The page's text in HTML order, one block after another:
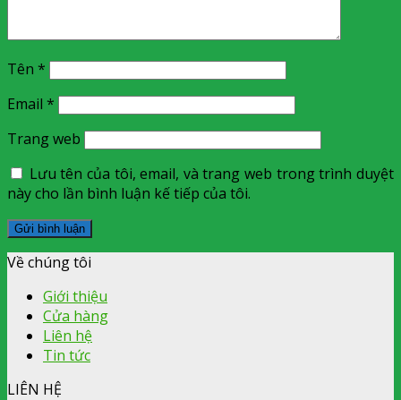
Tên *
Email *
Trang web
Lưu tên của tôi, email, và trang web trong trình duyệt
này cho lần bình luận kế tiếp của tôi.
Về chúng tôi
Giới thiệu
Cửa hàng
Liên hệ
Tin tức
LIÊN HỆ